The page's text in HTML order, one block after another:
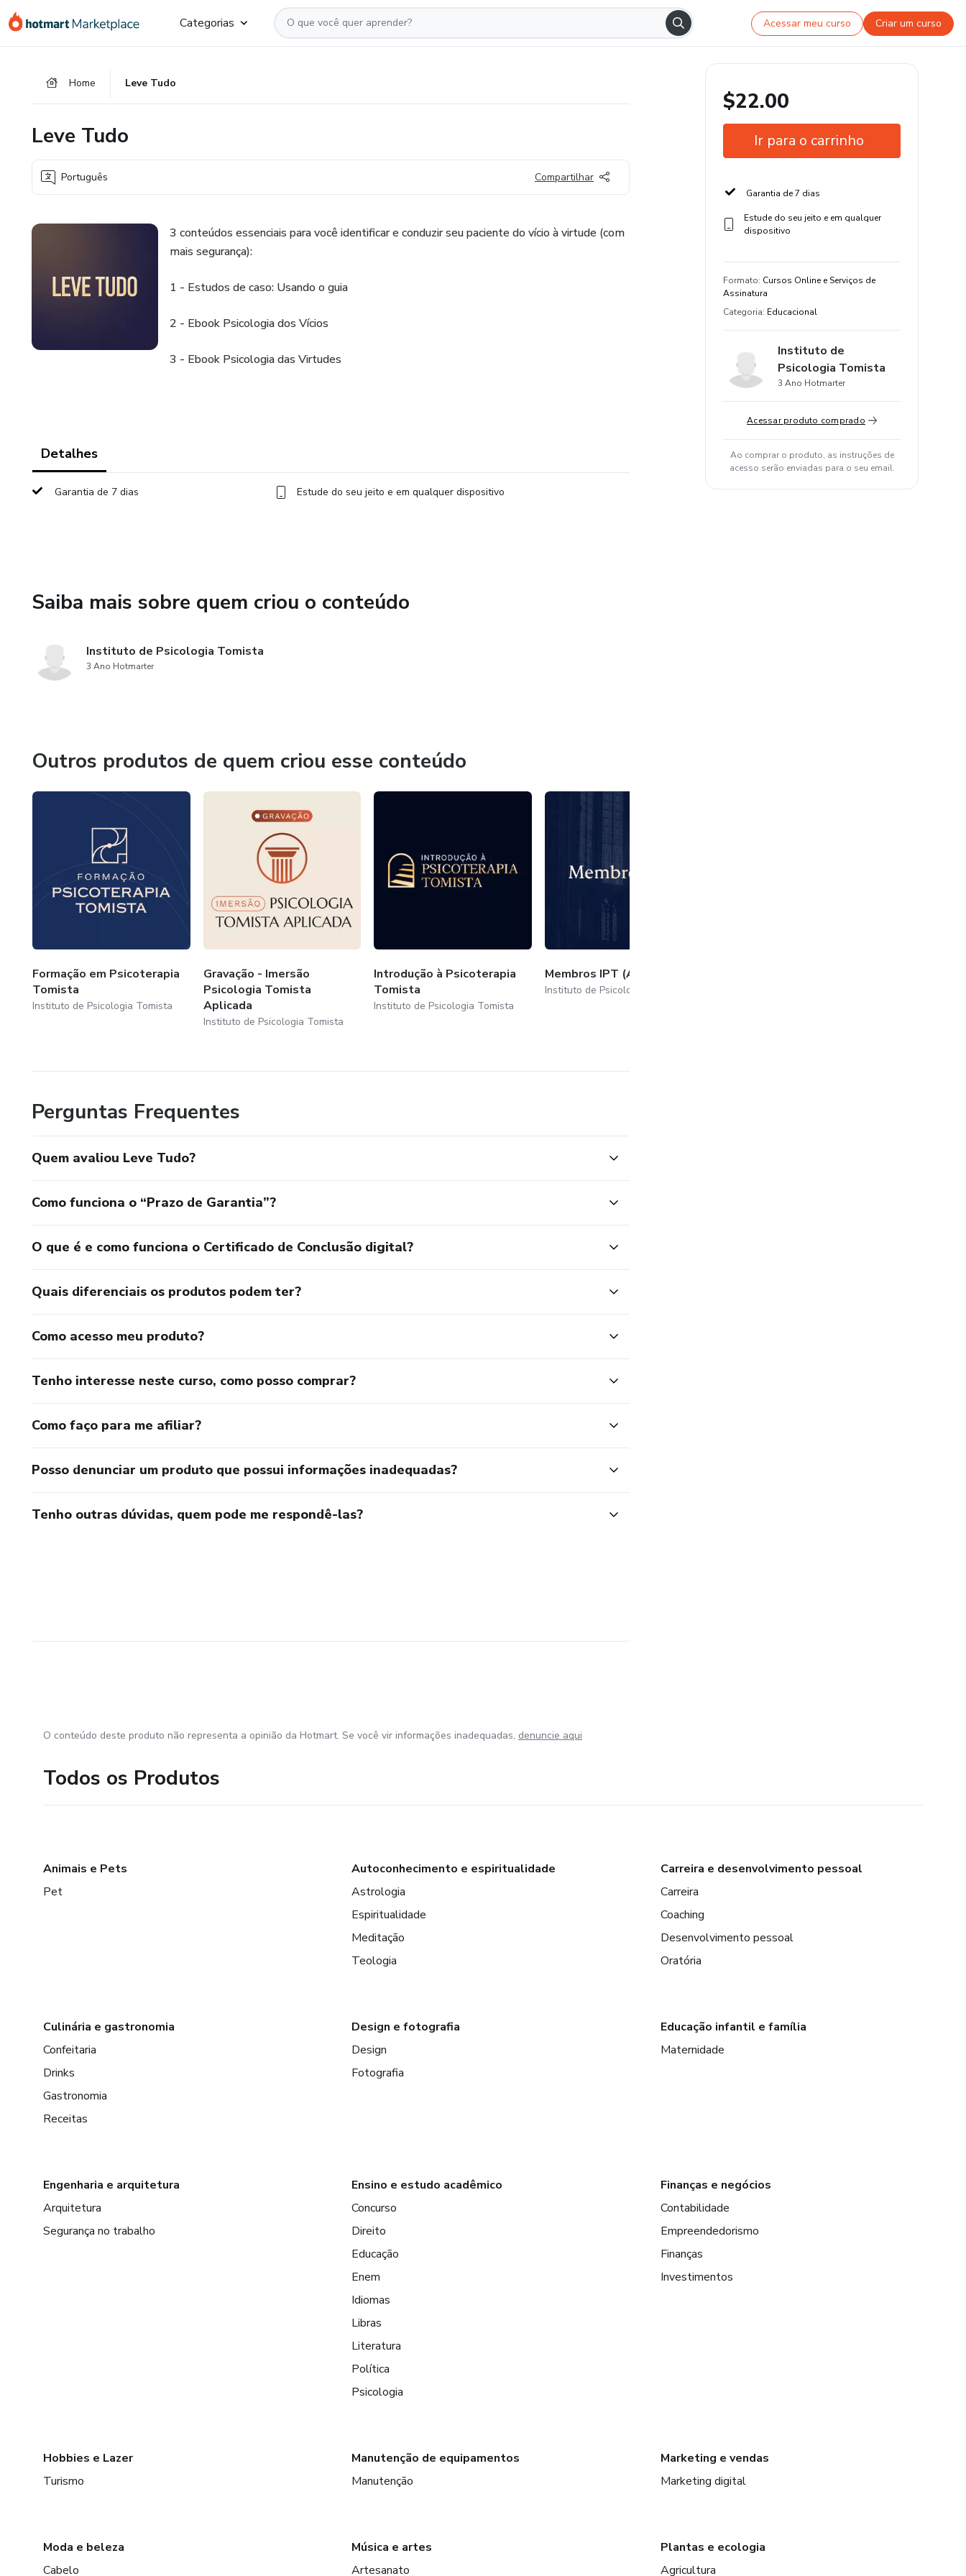
para
para
para
Categorias Acessar meu curso Criar um curso
Home Leve Tudo
Leve Tudo
Português Compartilhar
3 conteúdos essenciais para você identificar e conduzir seu paciente do vício à virtude (com
mais segurança):
1 - Estudos de caso: Usando o guia
2 - Ebook Psicologia dos Vícios
3 - Ebook Psicologia das Virtudes
Detalhes
Garantia de 7 dias Estude do seu jeito e em qualquer dispositivo
Saiba mais sobre quem criou o conteúdo
Instituto de Psicologia Tomista
3 Ano Hotmarter
Outros produtos de quem criou esse conteúdo
Formação em Psicoterapia
Tomista
Instituto de Psicologia Tomista
Gravação - Imersão
Psicologia Tomista
Aplicada
Instituto de Psicologia Tomista
Introdução à Psicoterapia
Tomista
Instituto de Psicologia Tomista
Membros IPT (Antigo)
Instituto de Psicologia Tomista
Perguntas Frequentes
Quem avaliou Leve Tudo?
Como funciona o “Prazo de Garantia”?
O que é e como funciona o Certificado de Conclusão digital?
Quais diferenciais os produtos podem ter?
Como acesso meu produto?
Tenho interesse neste curso, como posso comprar?
Como faço para me afiliar?
Posso denunciar um produto que possui informações inadequadas?
Tenho outras dúvidas, quem pode me respondê-las?
$22.00
Ir para o carrinho
Garantia de 7 dias
Estude do seu jeito e em qualquer
dispositivo
Formato: Cursos Online e Serviços de
Assinatura
Categoria: Educacional
Instituto de
Psicologia Tomista
3 Ano Hotmarter
Acessar produto comprado
Ao comprar o produto, as instruções de
acesso serão enviadas para o seu email.
O conteúdo deste produto não representa a opinião da Hotmart. Se você vir informações inadequadas, denuncie aqui
Todos os Produtos
Animais e Pets
Pet
Autoconhecimento e espiritualidade
Astrologia
Espiritualidade
Meditação
Teologia
Carreira e desenvolvimento pessoal
Carreira
Coaching
Desenvolvimento pessoal
Oratória
Culinária e gastronomia
Confeitaria
Drinks
Gastronomia
Receitas
Design e fotografia
Design
Fotografia
Educação infantil e família
Maternidade
Engenharia e arquitetura
Arquitetura
Segurança no trabalho
Ensino e estudo acadêmico
Concurso
Direito
Educação
Enem
Idiomas
Libras
Literatura
Política
Psicologia
Finanças e negócios
Contabilidade
Empreendedorismo
Finanças
Investimentos
Hobbies e Lazer
Turismo
Manutenção de equipamentos
Manutenção
Marketing e vendas
Marketing digital
Moda e beleza
Cabelo
Música e artes
Artesanato
Plantas e ecologia
Agricultura